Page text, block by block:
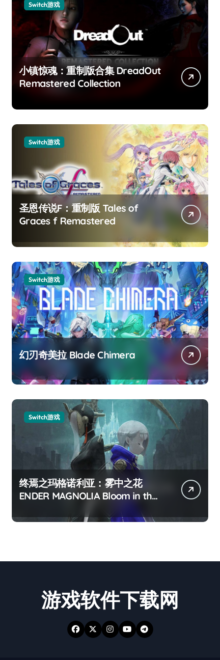
Switch游戏
小镇惊魂：重制版合集 DreadOut
Remastered Collection
Switch游戏
圣恩传说F：重制版 Tales of
Graces f Remastered
Switch游戏
幻刃奇美拉 Blade Chimera
Switch游戏
终焉之玛格诺利亚：雾中之花
ENDER MAGNOLIA Bloom in the
游戏软件下载网